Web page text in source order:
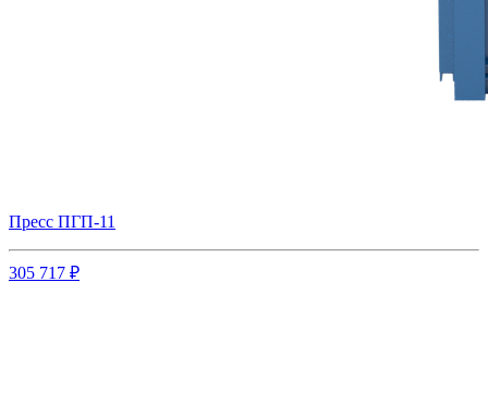
Пресс ПГП-11
305 717 ₽